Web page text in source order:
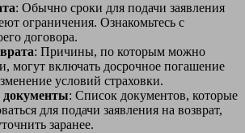
: Обычно сроки для подачи заявления
ограничения. Ознакомьтесь с
договора.
: Причины, по которым можно
могут включать досрочное погашение
условий страховки.
документы: Список документов, которые
для подачи заявления на возврат,
заранее.